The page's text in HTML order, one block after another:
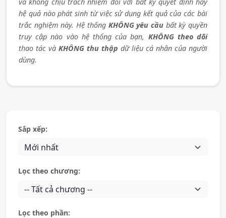
hệ quả nào phát sinh từ việc sử dụng kết quả của các bài
trắc nghiệm này. Hệ thống KHÔNG yêu cầubất kỳ quyền
truy cập nào vào hệ thống của bạn, KHÔNG theo dõi
thao tác và KHÔNG thu thập dữ liệu cá nhân của người
dùng.
Sắp xếp:
Lọc theo chương:
Lọc theo phần: